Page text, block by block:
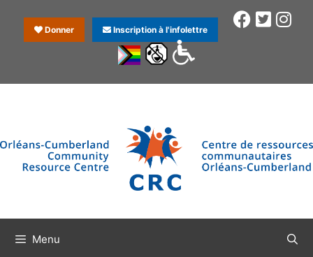
Donner Inscription à l'infolettre
Menu